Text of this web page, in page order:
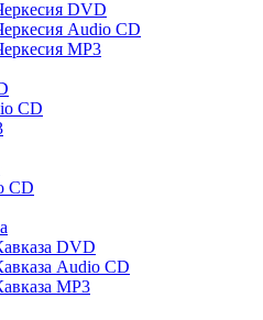
DVD
Audio CD
MP3
CD
CD
DVD
Audio CD
MP3